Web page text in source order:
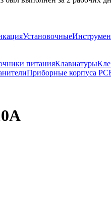
Установочные
питанияКлавиатуры
Приборные корпуса